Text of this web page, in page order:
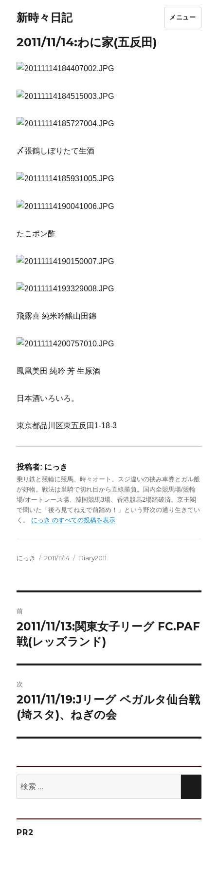
新時々日記 メニュー
2011/11/14:わに家(五反田)
〆張鶴しぼりたて生酒
たこポン酢
飛露喜 純米吟醸山田錦
鳳凰美田 純吟 芳 生原酒
日本酒いろいろ。
東京都品川区東五反田1-18-3
投稿者: にっき
乗り鉄と競輪に競馬、時々オート。スジ違いの挟み車券とガル般
が好物。戦法は単騎で切れ目から直線勝負。国内全競馬場/競輪
場/オートレース場、韓国競馬3場、香港競馬2場踏破済。京王閣
で聞いた「後ろ見てねえで前踏め！」という野次の通り生きてい
く。 にっき のすべての投稿を表示
投
にっき
投
2011/11/14
カ
Diary2011
稿
ナ
ビ
ゲ
ー
シ
ン
前
前
の
稿:
2011/11/13:関東女子リーグ FC.PAF
戦(レッズランド)
次
次
の
稿:
2011/11/19:Jリーグ ベガルタ仙台戦
(埼スタ)、ねぎの会
索
PR2